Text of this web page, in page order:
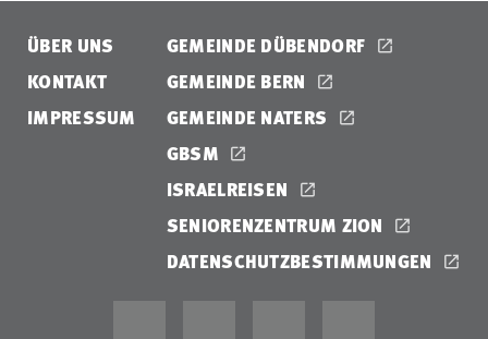
ÜBER UNS
KONTAKT
IMPRESSUM
GEMEINDE DÜBENDORF
GEMEINDE BERN
GEMEINDE NATERS
GBSM
ISRAELREISEN
SENIORENZENTRUM ZION
DATENSCHUTZBESTIMMUNGEN